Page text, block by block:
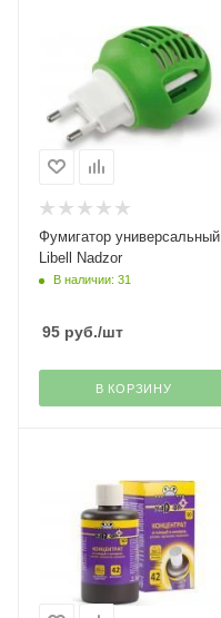
Фумигатор универсальный
Libell Nadzor
В наличии: 31
95 руб./шт
В КОРЗИНУ